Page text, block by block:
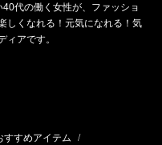
代の働く女性が、ファッショ
しくなれる！元気になれる！気
ィアです。
すすめアイテム /